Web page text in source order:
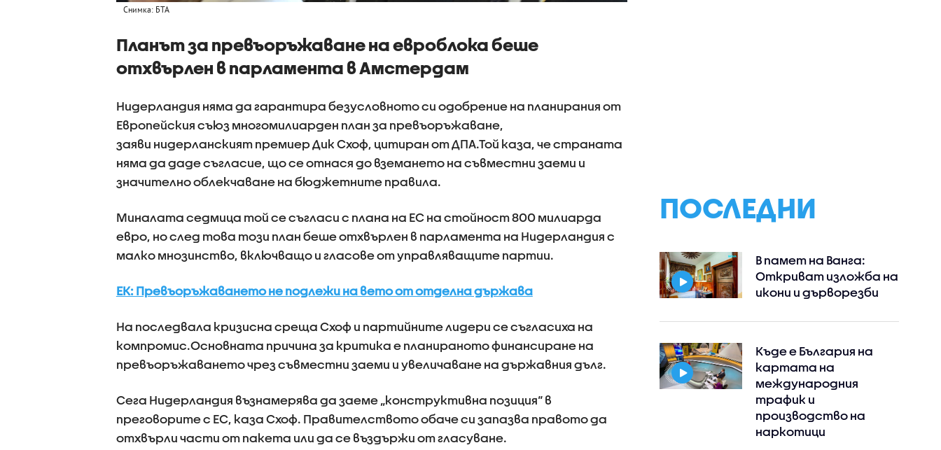
Снимка: БТА
Планът за превъоръжаване на евроблока беше
отхвърлен в парламента в Амстердам
Нидерландия няма да гарантира безусловното си одобрение на планирания от
Европейския съюз многомилиарден план за превъоръжаване,
заяви нидерланският премиер Дик Схоф, цитиран от ДПА.Той каза, че страната
няма да даде съгласие, що се отнася до вземането на съвместни заеми и
значително облекчаване на бюджетните правила.
Миналата седмица той се съгласи с плана на ЕС на стойност 800 милиарда
евро, но след това този план беше отхвърлен в парламента на Нидерландия с
малко мнозинство, включващо и гласове от управляващите партии.
ЕК: Превъоръжаването не подлежи на вето от отделна държава
На последвала кризисна среща Схоф и партийните лидери се съгласиха на
компромис.Основната причина за критика е планираното финансиране на
превъоръжаването чрез съвместни заеми и увеличаване на държавния дълг.
Сега Нидерландия възнамерява да заеме „конструктивна позиция“ в
преговорите с ЕС, каза Схоф. Правителството обаче си запазва правото да
отхвърли части от пакета или да се въздържи от гласуване.
ПОСЛЕДНИ
В памет на Ванга:
Откриват изложба на
икони и дърворезби
Къде е България на
картата на
международния
трафик и
производство на
наркотици